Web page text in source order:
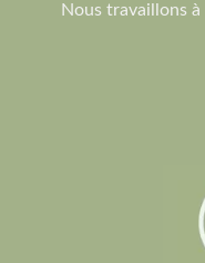
Nous travaillons